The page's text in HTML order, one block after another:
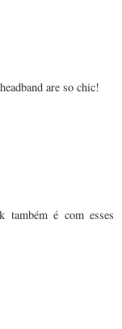
are so chic!
também é com esses